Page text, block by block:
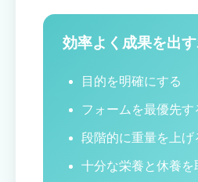
効率よく成果を出
目的を明確にする
フォームを最優先す
段階的に重量を上げ
十分な栄養と休養を